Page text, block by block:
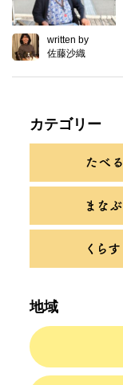
written by
佐藤沙織
カテゴリー
地域